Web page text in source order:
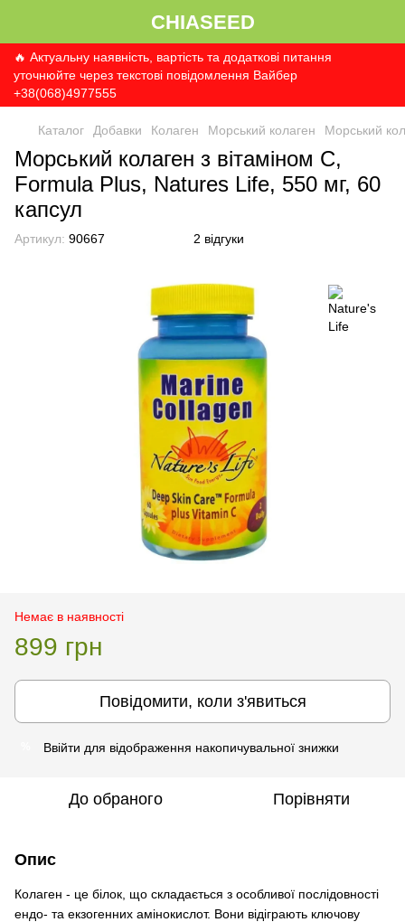
CHIASEED
🔥 Актуальну наявність, вартість та додаткові питання
уточнюйте через текстові повідомлення Вайбер
+38(068)4977555
Каталог Добавки Колаген Морський колаген Морський
Морський колаген з вітаміном С,
Formula Plus, Natures Life, 550 мг, 60
капсул
Артикул: 90667 2 відгуки
Немає в наявності
899 грн
Повідомити, коли з'явиться
Ввійти для відображення накопичувальної знижки
До обраного Порівняти
Опис
Колаген - це білок, що складається з особливої ​​послідовності
ендо- та екзогенних амінокислот. Вони відіграють ключову